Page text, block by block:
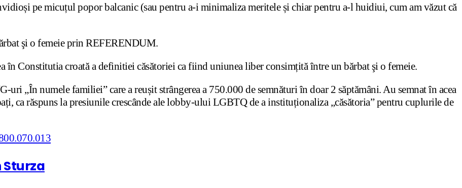
pe micuțul popor balcanic (sau pentru a-i minimaliza meritele și chiar pentru a-l huidiui, cum am văzut că
şi o femeie prin REFERENDUM.
în Constitutia croată a definitiei căsătoriei ca fiind uniunea liber consimțită între un bărbat şi o femeie.
uri „În numele familiei” care a reușit strângerea a 750.000 de semnături în doar 2 săptămâni. Au semnat în acea
ca răspuns la presiunile crescânde ale lobby-ului LGBTQ de a instituționaliza „căsătoria” pentru cuplurile de